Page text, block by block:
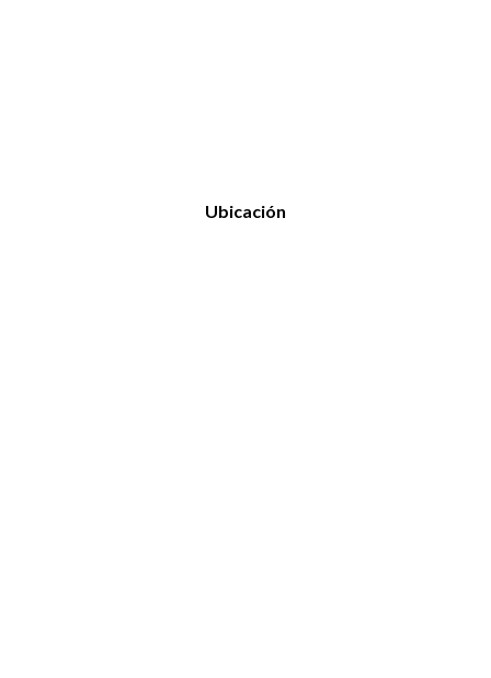
Ubicación